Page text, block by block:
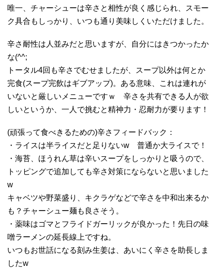
唯一、チャーシューは辛さと相性が良く感じられ、スモー
ク具合もしっかり、いつも通り美味しくいただけました。
辛さ耐性は人並みだと思いますが、自分にはきつかったか
な(^^;
トータル4回も辛さでむせましたが、スープ以外は何とか
完食(スープ完飲はギブアップ)。ある意味、これは連れが
いないと厳しいメニューですｗ 辛さを共有できる人が欲
しいというか、一人で挑むと精神力・忍耐力が要ります！
(頑張って食べきるための)辛さフィードバック：
・ライスは半ライスだと足りないw 普通か大ライスで！
・海苔、ほうれん草は辛いスープをしっかりと吸うので、
トッピングで追加しても辛さ対策にならないと思いました
w
キャベツや野菜盛り、キクラゲなどで辛さを中和出来るか
も？チャーシュー麺も良さそう。
・薬味はゴマとフライドガーリックが良かった！先日の味
噌ラーメンの延長線上ですね。
いつもお世話になる刻み生姜は、あいにく辛さを助長しま
したw